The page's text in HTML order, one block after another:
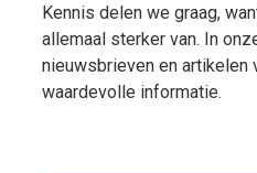
Kennis delen we graag,
allemaal sterker van. In
nieuwsbrieven en artikelen
waardevolle informatie.